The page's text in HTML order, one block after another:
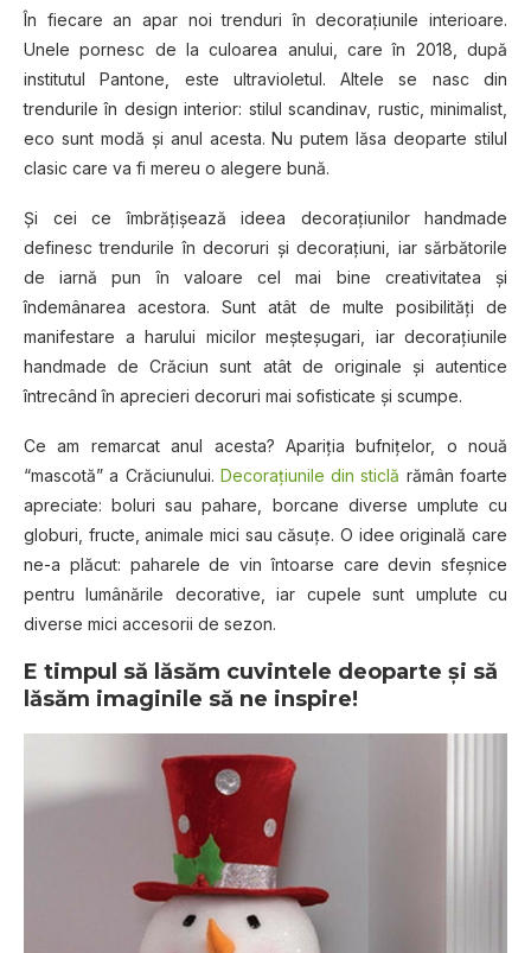
În fiecare an apar noi trenduri în decorațiunile interioare.
Unele pornesc de la culoarea anului, care în 2018, după
institutul Pantone, este ultravioletul. Altele se nasc din
trendurile în design interior: stilul scandinav, rustic, minimalist,
eco sunt modă și anul acesta. Nu putem lăsa deoparte stilul
clasic care va fi mereu o alegere bună.
Și cei ce îmbrățișează ideea decorațiunilor handmade
definesc trendurile în decoruri și decorațiuni, iar sărbătorile
de iarnă pun în valoare cel mai bine creativitatea și
îndemânarea acestora. Sunt atât de multe posibilități de
manifestare a harului micilor meșteșugari, iar decorațiunile
handmade de Crăciun sunt atât de originale și autentice
întrecând în aprecieri decoruri mai sofisticate și scumpe.
Ce am remarcat anul acesta? Apariția bufnițelor, o nouă
“mascotă” a Crăciunului. Decorațiunile din sticlă rămân foarte
apreciate: boluri sau pahare, borcane diverse umplute cu
globuri, fructe, animale mici sau căsuțe. O idee originală care
ne-a plăcut: paharele de vin întoarse care devin sfeșnice
pentru lumânările decorative, iar cupele sunt umplute cu
diverse mici accesorii de sezon.
E timpul să lăsăm cuvintele deoparte și să
lăsăm imaginile să ne inspire!